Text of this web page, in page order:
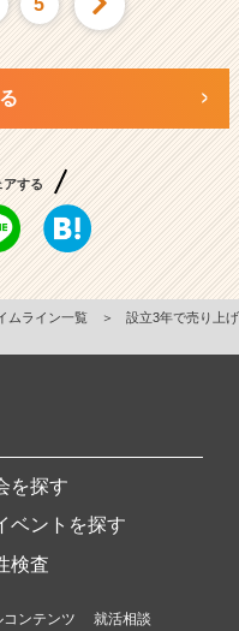
アする
ムライン一覧 ＞
設立3年で売り上げ
を探す
ベントを探す
検査
ンテンツ
就活相談